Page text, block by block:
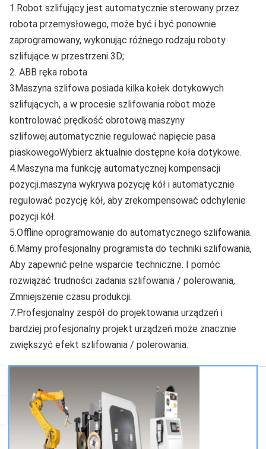
1.Robot szlifujący jest automatycznie sterowany przez
robota przemysłowego, może być i być ponownie
zaprogramowany, wykonując różnego rodzaju roboty
szlifujące w przestrzeni 3D;
2. ABB ręka robota
3Maszyna szlifowa posiada kilka kołek dotykowych
szlifujących, a w procesie szlifowania robot może
kontrolować prędkość obrotową maszyny
szlifowej.automatycznie regulować napięcie pasa
piaskowegoWybierz aktualnie dostępne koła dotykowe.
4.Maszyna ma funkcję automatycznej kompensacji
pozycji.maszyna wykrywa pozycję kół i automatycznie
regulować pozycję kół, aby zrekompensować odchylenie
pozycji kół.
5.Offline oprogramowanie do automatycznego szlifowania.
6.Mamy profesjonalny programista do techniki szlifowania,
Aby zapewnić pełne wsparcie techniczne. I pomóc
rozwiązać trudności zadania szlifowania / polerowania,
Zmniejszenie czasu produkcji.
7.Profesjonalny zespół do projektowania urządzeń i
bardziej profesjonalny projekt urządzeń może znacznie
zwiększyć efekt szlifowania / polerowania.